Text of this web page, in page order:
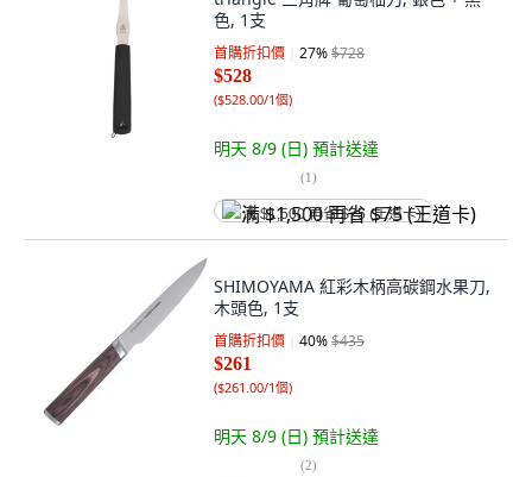
色, 1支
首購折扣價 27%$728
$528
($528.00/1個)
明天 8/9 (日) 預計送達
(1)
满 $1,500 再省 $75 (王道卡)
SHIMOYAMA 紅彩木柄高碳鋼水果刀,
木頭色, 1支
首購折扣價 40%$435
$261
($261.00/1個)
明天 8/9 (日) 預計送達
(2)